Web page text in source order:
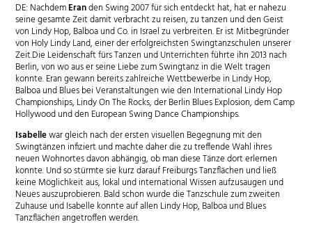
DE: NachdemEranden Swing 2007 für sich entdeckt hat, hat er nahezu
seine gesamte Zeit damit verbracht zu reisen, zu tanzen und den Geist
von Lindy Hop, Balboa und Co. in Israel zu verbreiten. Er ist Mitbegründer
von Holy Lindy Land, einer der erfolgreichsten Swingtanzschulen unserer
Zeit.Die Leidenschaft fürs Tanzen und Unterrichten führte ihn 2013 nach
Berlin, von wo aus er seine Liebe zum Swingtanz in die Welt tragen
konnte. Eran gewann bereits zahlreiche Wettbewerbe in Lindy Hop,
Balboa und Blues bei Veranstaltungen wie den International Lindy Hop
Championships, Lindy On The Rocks, der Berlin Blues Explosion, dem Camp
Hollywood und den European Swing Dance Championships.
Isabellewar gleich nach der ersten visuellen Begegnung mit den
Swingtänzen infiziert und machte daher die zu treffende Wahl ihres
neuen Wohnortes davon abhängig, ob man diese Tänze dort erlernen
konnte. Und so stürmte sie kurz darauf Freiburgs Tanzflächen und ließ
keine Möglichkeit aus, lokal und international Wissen aufzusaugen und
Neues auszuprobieren. Bald schon wurde die Tanzschule zum zweiten
Zuhause und Isabelle konnte auf allen Lindy Hop, Balboa und Blues
Tanzflächen angetroffen werden.